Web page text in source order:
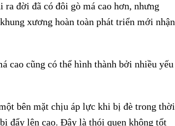
đời đã có đôi gò má cao hơn, nhưng
xương hoàn toàn phát triển mới nhận
cao cũng có thể hình thành bởi nhiều yếu
bên mặt chịu áp lực khi bị đè trong thời
đẩy lên cao. Đây là thói quen không tốt